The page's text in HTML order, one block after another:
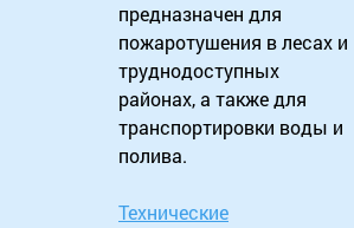
предназначен для
пожаротушения в лесах и
труднодоступных
районах, а также для
транспортировки воды и
полива.
Технические